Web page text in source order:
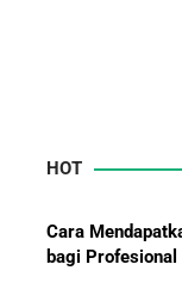
Jurus-Jurus
Ekonomi dan
Mengapa Orang
HOT
Cara
bagi Profesional